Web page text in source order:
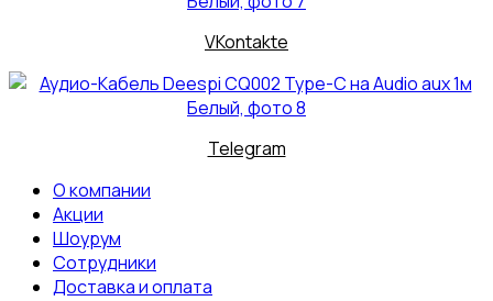
VKontakte
Telegram
О компании
Акции
Шоурум
Сотрудники
Доставка и оплата